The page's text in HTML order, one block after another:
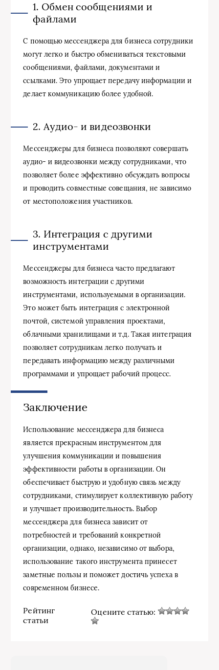
1. Обмен сообщениями и
файлами
С помощью мессенджера для бизнеса сотрудники
могут легко и быстро обмениваться текстовыми
сообщениями, файлами, документами и
ссылками. Это упрощает передачу информации и
делает коммуникацию более удобной.
2. Аудио- и видеозвонки
Мессенджеры для бизнеса позволяют совершать
аудио- и видеозвонки между сотрудниками, что
позволяет более эффективно обсуждать вопросы
и проводить совместные совещания, не зависимо
от местоположения участников.
3. Интеграция с другими
инструментами
Мессенджеры для бизнеса часто предлагают
возможность интеграции с другими
инструментами, используемыми в организации.
Это может быть интеграция с электронной
почтой, системой управления проектами,
облачными хранилищами и т.д. Такая интеграция
позволяет сотрудникам легко получать и
передавать информацию между различными
программами и упрощает рабочий процесс.
Заключение
Использование мессенджера для бизнеса
является прекрасным инструментом для
улучшения коммуникации и повышения
эффективности работы в организации. Он
обеспечивает быструю и удобную связь между
сотрудниками, стимулирует коллективную работу
и улучшает производительность. Выбор
мессенджера для бизнеса зависит от
потребностей и требований конкретной
организации, однако, независимо от выбора,
использование такого инструмента принесет
заметные пользы и поможет достичь успеха в
современном бизнесе.
Рейтинг
статьи
Оцените статью: